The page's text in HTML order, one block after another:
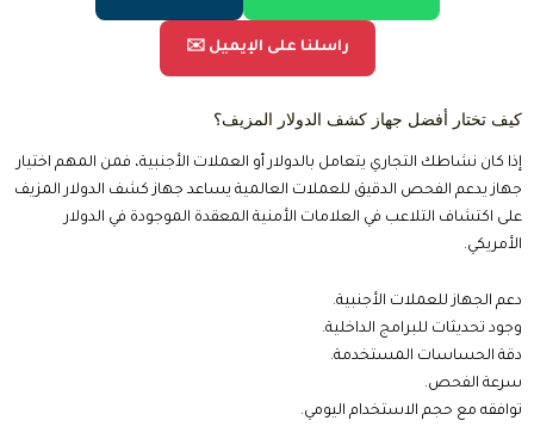
✉️ راسلنا على الإيميل
كيف تختار أفضل جهاز كشف الدولار المزيف؟
إذا كان نشاطك التجاري يتعامل بالدولار أو العملات الأجنبية، فمن المهم اختيار
جهاز يدعم الفحص الدقيق للعملات العالمية يساعد جهاز كشف الدولار المزيف
على اكتشاف التلاعب في العلامات الأمنية المعقدة الموجودة في الدولار
الأمريكي.
دعم الجهاز للعملات الأجنبية.
وجود تحديثات للبرامج الداخلية.
دقة الحساسات المستخدمة.
سرعة الفحص.
توافقه مع حجم الاستخدام اليومي.